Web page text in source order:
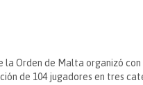
la Orden de Malta organizó
de 104 jugadores en tres